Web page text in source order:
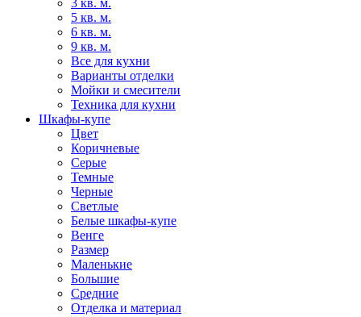
3 кв. м.
5 кв. м.
6 кв. м.
9 кв. м.
Все для кухни
Варианты отделки
Мойки и смесители
Техника для кухни
Шкафы-купе
Цвет
Коричневые
Серые
Темные
Черные
Светлые
Белые шкафы-купе
Венге
Размер
Маленькие
Большие
Средние
Отделка и материал